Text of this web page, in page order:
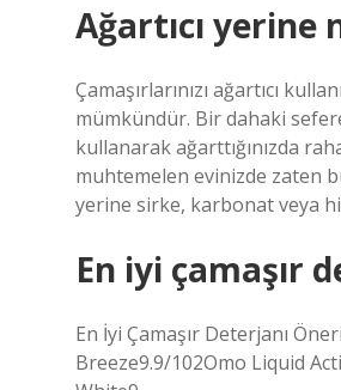
Ağartıcı yerine
Çamaşırlarınızı ağartıcı
mümkündür. Bir dahaki
kullanarak ağarttığınızda
muhtemelen evinizde zaten
yerine sirke, karbonat veya
En iyi çamaşır
En İyi Çamaşır Deterjanı
Breeze9.9/102Omo Liquid